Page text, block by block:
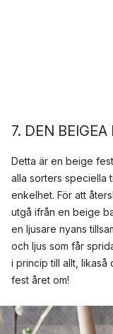
7. DEN
Detta är en beige
alla sorters speciella
enkelhet. För att
utgå ifrån en beige
en ljusare nyans
och ljus som får
i princip till allt, likaså
fest året om!